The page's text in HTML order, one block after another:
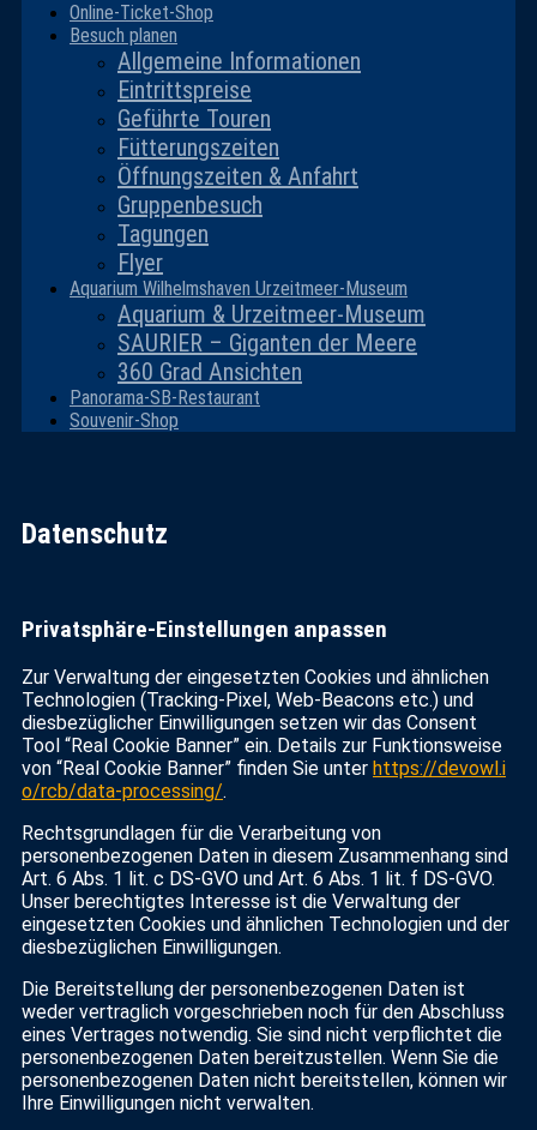
Online-Ticket-Shop
Besuch planen
Allgemeine Informationen
Eintrittspreise
Geführte Touren
Fütterungszeiten
Öffnungszeiten & Anfahrt
Gruppenbesuch
Tagungen
Flyer
Aquarium Wilhelmshaven Urzeitmeer-Museum
Aquarium & Urzeitmeer-Museum
SAURIER – Giganten der Meere
360 Grad Ansichten
Panorama-SB-Restaurant
Souvenir-Shop
Datenschutz
Privatsphäre-Einstellungen anpassen
Zur Verwaltung der eingesetzten Cookies und ähnlichen
Technologien (Tracking-Pixel, Web-Beacons etc.) und
diesbezüglicher Einwilligungen setzen wir das Consent
Tool “Real Cookie Banner” ein. Details zur Funktionsweise
von “Real Cookie Banner” finden Sie unter https://devowl.i
o/rcb/data-processing/.
Rechtsgrundlagen für die Verarbeitung von
personenbezogenen Daten in diesem Zusammenhang sind
Art. 6 Abs. 1 lit. c DS-GVO und Art. 6 Abs. 1 lit. f DS-GVO.
Unser berechtigtes Interesse ist die Verwaltung der
eingesetzten Cookies und ähnlichen Technologien und der
diesbezüglichen Einwilligungen.
Die Bereitstellung der personenbezogenen Daten ist
weder vertraglich vorgeschrieben noch für den Abschluss
eines Vertrages notwendig. Sie sind nicht verpflichtet die
personenbezogenen Daten bereitzustellen. Wenn Sie die
personenbezogenen Daten nicht bereitstellen, können wir
Ihre Einwilligungen nicht verwalten.